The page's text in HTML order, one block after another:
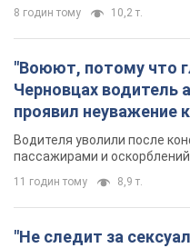
8 годин тому 10,2 т.
"Воюют, потому что
Черновцах водитель
проявил неуважение
военным и
Видео
Водителя уволили после
пассажирами и
11 годин тому 8,9 т.
"Не следит за